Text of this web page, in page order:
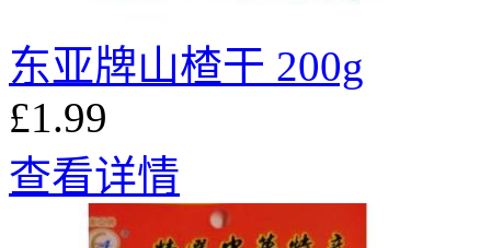
东亚牌山楂干 200g
£1.99
查看详情